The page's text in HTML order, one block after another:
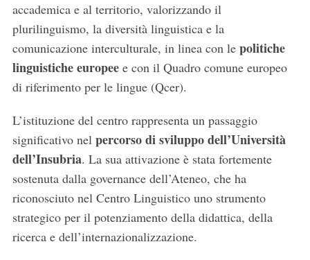
accademica e al territorio, valorizzando il
plurilinguismo, la diversità linguistica e la
comunicazione interculturale, in linea con le politiche
linguistiche europeee con il Quadro comune europeo
di riferimento per le lingue (Qcer).
L’istituzione del centro rappresenta un passaggio
significativo nel percorso di sviluppo dell’Università
dell’Insubria. La sua attivazione è stata fortemente
sostenuta dalla governance dell’Ateneo, che ha
riconosciuto nel Centro Linguistico uno strumento
strategico per il potenziamento della didattica, della
ricerca e dell’internazionalizzazione.